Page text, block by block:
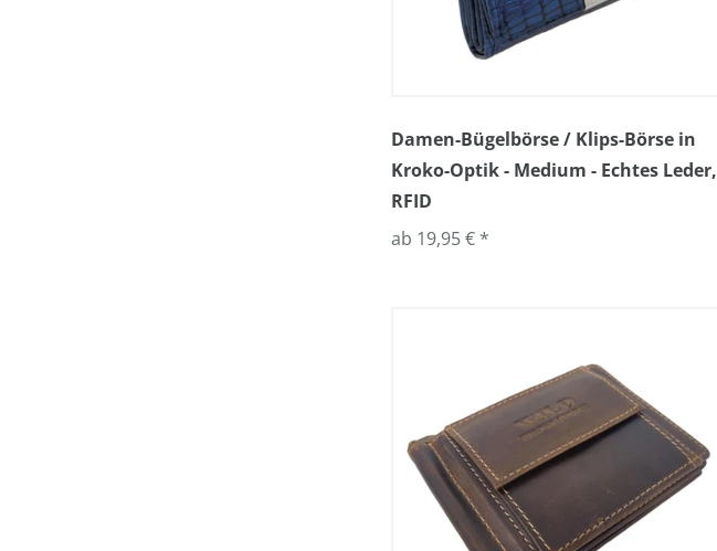
Damen-Bügelbörse / Klips-Börse in
Kroko-Optik - Medium - Echtes Leder,
RFID
ab 19,95 € *